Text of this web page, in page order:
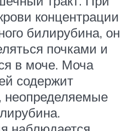
концентрации
билирубина, он
почками и
в моче. Моча
содержит